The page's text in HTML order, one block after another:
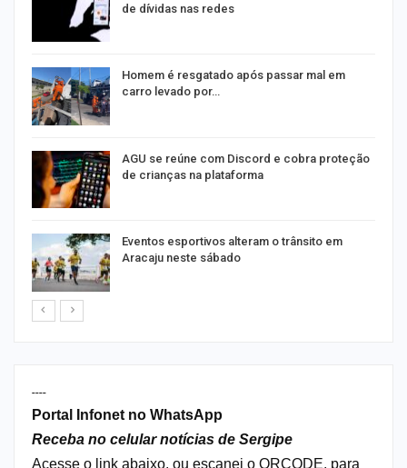
de dívidas nas redes
Homem é resgatado após passar mal em
carro levado por…
AGU se reúne com Discord e cobra proteção
de crianças na plataforma
Eventos esportivos alteram o trânsito em
Aracaju neste sábado
----
Portal Infonet no WhatsApp
Receba no celular notícias de Sergipe
Acesse o link abaixo, ou escanei o QRCODE, para